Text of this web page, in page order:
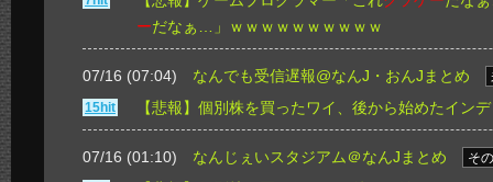
ーだなぁ…」ｗｗｗｗｗｗｗｗｗｗ
07/16 (07:04) なんでも受信遅報@なんJ・おんJまとめ
15hit
【悲報】個別株を買ったワイ、後から始めたイン
07/16 (01:10) なんじぇいスタジアム＠なんJまとめ
そ